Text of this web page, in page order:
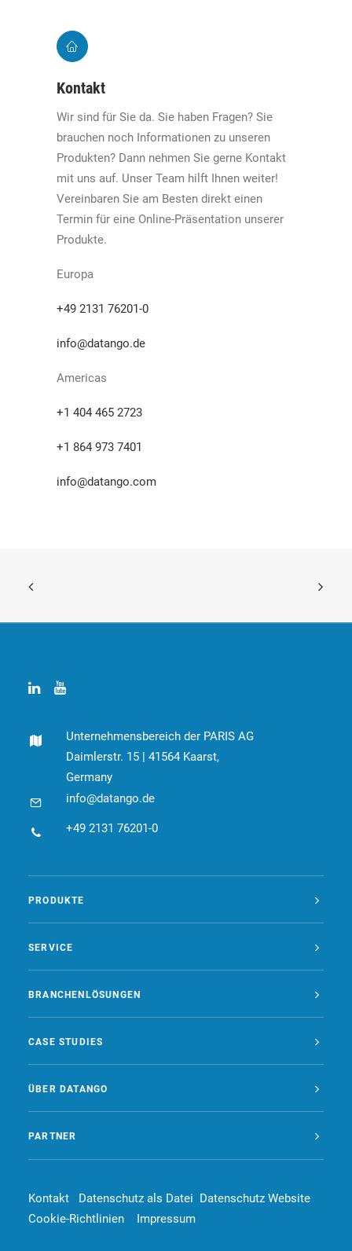
Kontakt
Wir sind für Sie da. Sie haben Fragen? Sie
brauchen noch Informationen zu unseren
Produkten? Dann nehmen Sie gerne Kontakt
mit uns auf. Unser Team hilft Ihnen weiter!
Vereinbaren Sie am Besten direkt einen
Termin für eine Online-Präsentation unserer
Produkte.
Europa
+49 2131 76201-0
info@datango.de
Americas
+1 404 465 2723
+1 864 973 7401
info@datango.com
Unternehmensbereich der PARIS AG
Daimlerstr. 15 | 41564 Kaarst,
Germany
info@datango.de
+49 2131 76201-0
PRODUKTE
SERVICE
BRANCHENLÖSUNGEN
CASE STUDIES
ÜBER DATANGO
PARTNER
Kontakt Datenschutz als Datei Datenschutz Website
Cookie-Richtlinien
Impressum